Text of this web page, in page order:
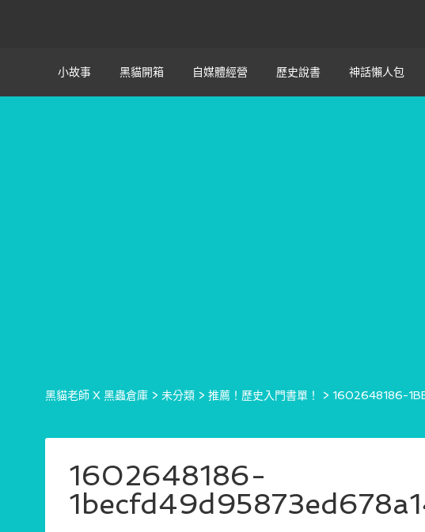
小故事 黑貓開箱 自媒體經營 歷史說書 神話懶人包
黑貓老師 X 黑蟲倉庫 > 未分類 > 推薦！歷史入門書單！ > 1602648186-
1602648186-